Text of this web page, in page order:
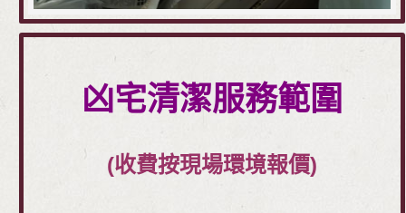
凶宅清潔服務範圍
(收費按現場環境報價)